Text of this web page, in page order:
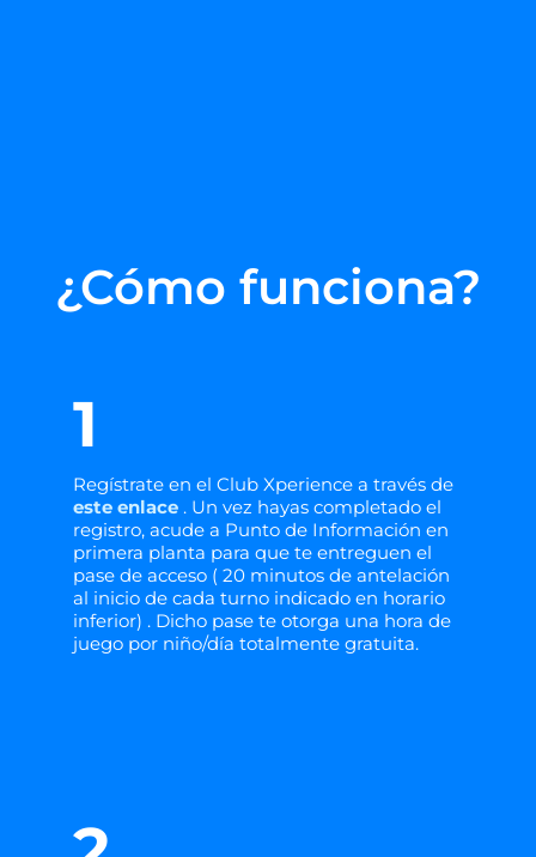
¿Cómo funciona?
1
Regístrate en el Club Xperience a través de
este enlace. Un vez hayas completado el
registro, acude a Punto de Información en
primera planta para que te entreguen el
pase de acceso ( 20 minutos de antelación
al inicio de cada turno indicado en horario
inferior) . Dicho pase te otorga una hora de
juego por niño/día totalmente gratuita.